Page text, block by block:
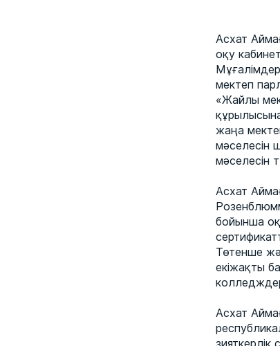
Асхат
оқу
мектеп
«Жайлы
жаңа
мәселесін
мәселесін
Асхат
бойынша
Төтенше
екіжақты
Асхат